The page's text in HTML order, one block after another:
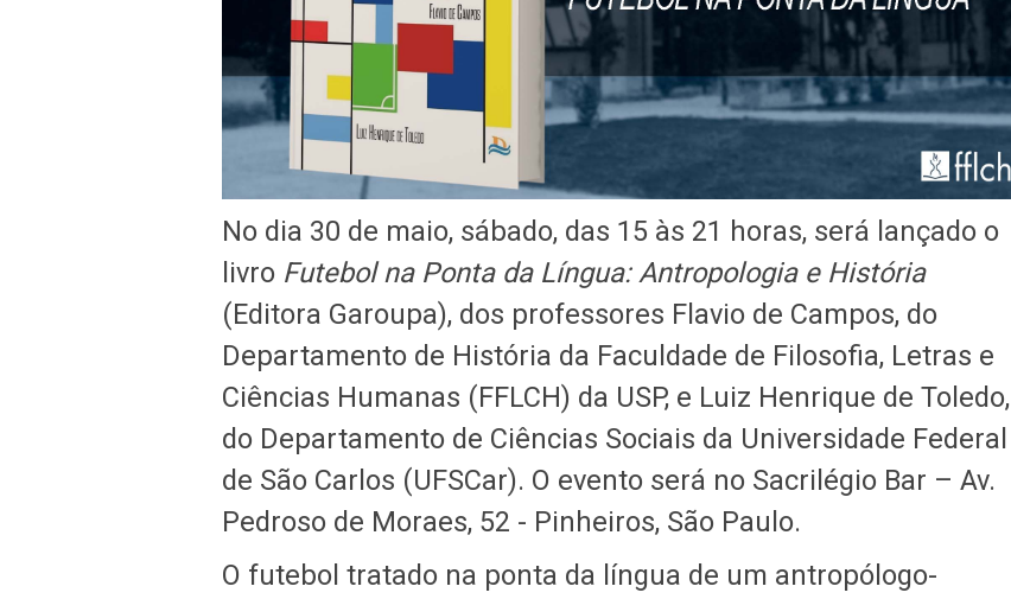
No dia 30 de maio, sábado, das 15 às 21 horas, será lançado o
livro Futebol na Ponta da Língua: Antropologia e História
(Editora Garoupa), dos professores Flavio de Campos, do
Departamento de História da Faculdade de Filosofia, Letras e
Ciências Humanas (FFLCH) da USP, e Luiz Henrique de Toledo,
do Departamento de Ciências Sociais da Universidade Federal
de São Carlos (UFSCar). O evento será no Sacrilégio Bar – Av.
Pedroso de Moraes, 52 - Pinheiros, São Paulo.
O futebol tratado na ponta da língua de um antropólogo-